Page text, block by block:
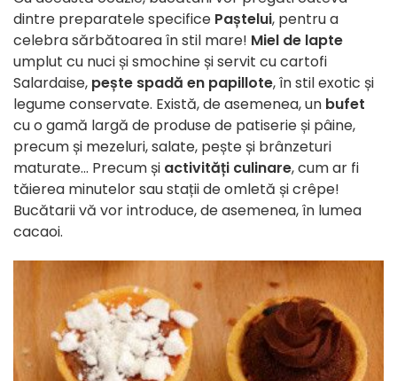
dintre preparatele specifice Paștelui, pentru a
celebra sărbătoarea în stil mare! Miel de lapte
umplut cu nuci și smochine și servit cu cartofi
Salardaise, pește spadă en papillote, în stil exotic și
legume conservate. Există, de asemenea, un bufet
cu o gamă largă de produse de patiserie și pâine,
precum și mezeluri, salate, pește și brânzeturi
maturate... Precum și activități culinare, cum ar fi
tăierea minutelor sau stații de omletă și crêpe!
Bucătarii vă vor introduce, de asemenea, în lumea
cacaoi.